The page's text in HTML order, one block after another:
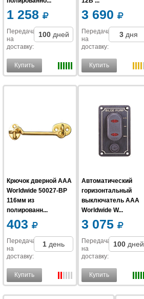
1 258
Передача
на
доставку:
100 дней
Купить
3 690
Передача
на
доставку:
3 дня
Купить
Крючок дверной AAA
Worldwide 50027-BP
116мм из
полированн...
403
Передача
на
доставку:
1 день
Купить
Автоматический
горизонтальный
выключатель AAA
Worldwide W...
3 075
Передача
на
доставку:
100 дней
Купить